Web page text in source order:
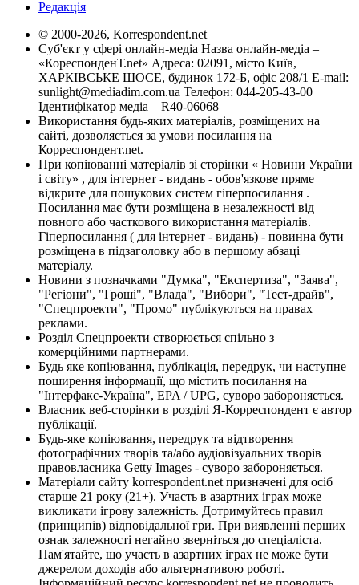
Редакція
© 2000-2026, Korrespondent.net
Суб'єкт у сфері онлайн-медіа Назва онлайн-медіа –
«КореспонденТ.net» Адреса: 02091, місто Київ,
ХАРКІВСЬКЕ ШОСЕ, будинок 172-Б, офіс 208/1 E-mail:
sunlight@mediadim.com.ua Телефон: 044-205-43-00
Ідентифікатор медіа – R40-06068
Використання будь-яких матеріалів, розміщених на
сайті, дозволяється за умови посилання на
Корреспондент.net.
При копіюванні матеріалів зі сторінки « Новини України
і світу» , для інтернет - видань - обов'язкове пряме
відкрите для пошукових систем гіперпосилання .
Посилання має бути розміщена в незалежності від
повного або часткового використання матеріалів.
Гіперпосилання ( для інтернет - видань) - повинна бути
розміщена в підзаголовку або в першому абзаці
матеріалу.
Новини з позначками "Думка", "Експертиза", "Заява",
"Регіони", "Гроші", "Влада", "Вибори", "Тест-драйв",
"Спецпроекти", "Промо" публікуються на правах
реклами.
Розділ Спецпроекти створюється спільно з
комерційними партнерами.
Будь яке копіювання, публікація, передрук, чи наступне
поширення інформації, що містить посилання на
"Інтерфакс-Україна", EPA / UPG, суворо забороняється.
Власник веб-сторінки в розділі Я-Корреспондент є автор
публікації.
Будь-яке копіювання, передрук та відтворення
фотографічних творів та/або аудіовізуальних творів
правовласника Getty Images - суворо забороняється.
Матеріали сайту korrespondent.net призначені для осіб
старше 21 року (21+). Участь в азартних іграх може
викликати ігрову залежність. Дотримуйтесь правил
(принципів) відповідальної гри. При виявленні перших
ознак залежності негайно зверніться до спеціаліста.
Пам'ятайте, що участь в азартних іграх не може бути
джерелом доходів або альтернативою роботі.